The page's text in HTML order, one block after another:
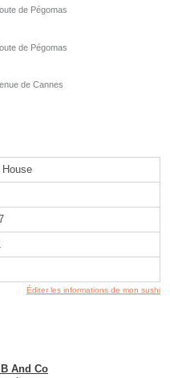
de Pégomas
de Pégomas
de Cannes
House
Éditer les informations de mon sushi
And Co